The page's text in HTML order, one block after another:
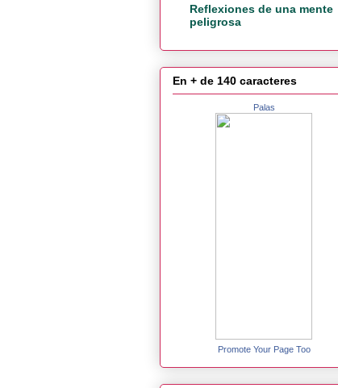
Reflexiones de una mente
peligrosa
En + de 140 caracteres
Palas
Promote Your Page Too